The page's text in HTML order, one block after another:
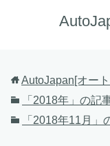
AutoJapan[オー
「2018年」の記
「2018年11月」